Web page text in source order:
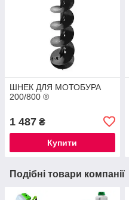
ШНЕК ДЛЯ МОТОБУРА
200/800 ®
1 487 ₴
Купити
Подібні товари компанії